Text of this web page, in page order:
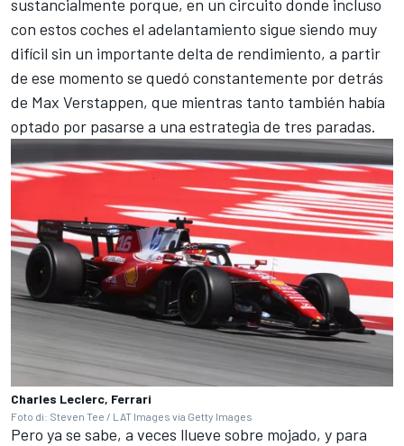
sustancialmente porque, en un circuito donde incluso
con estos coches el adelantamiento sigue siendo muy
difícil sin un importante delta de rendimiento, a partir
de ese momento se quedó constantemente por detrás
de Max Verstappen, que mientras tanto también había
optado por pasarse a una estrategia de tres paradas.
Charles Leclerc, Ferrari
Foto di: Steven Tee / LAT Images via Getty Images
Pero ya se sabe, a veces llueve sobre mojado, y para